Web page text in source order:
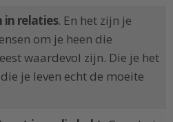
in relaties. En het zijn je
om je heen die
waardevol zijn. Die je het
je leven echt de moeite